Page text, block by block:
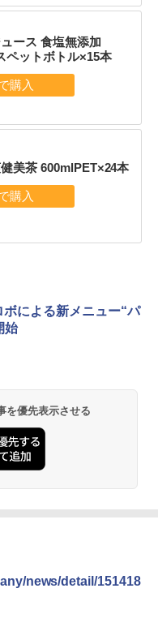
ース 食塩無添加
ペットボトル×15本
美茶 600mlPET×24本
ボによる新メニュー“パ
始
を優先表示させる
news/detail/151418